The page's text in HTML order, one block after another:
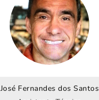
José Fernandes dos Santos